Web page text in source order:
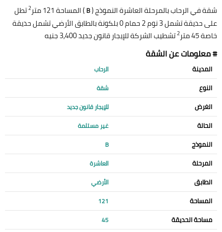
شقة في الرحاب بالمرحلة العاشرة النموذج (B) المساحة 121 متر 2تطل
على حديقة تشمل 3 نوم 2 حمام 0 بلكونة بالطابق الأرضي تشمل حديقة
خاصة 45 متر
2تشطيب الشركة للإيجار قانون جديد 3,400 جنيه
# معلومات عن الشقة
المدينة الرحاب
النوع شقة
الغرض للإيجار قانون جديد
الحالة غير مستلمة
النموذج B
المرحلة العاشرة
الطابق الأرضي
المساحة 121
مساحة الحديقة 45